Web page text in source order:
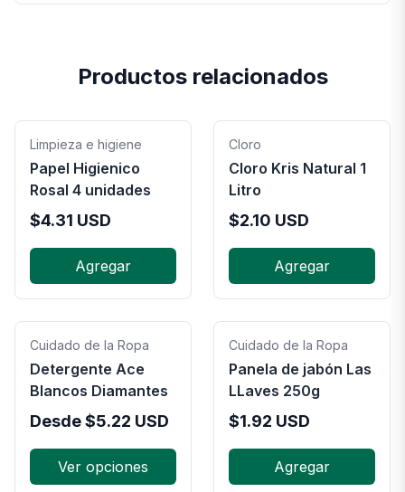
Productos relacionados
Limpieza e higiene
Papel Higienico
Rosal 4 unidades
$4.31 USD
Agregar
Cloro
Cloro Kris Natural 1
Litro
$2.10 USD
Agregar
Cuidado de la Ropa
Detergente Ace
Blancos Diamantes
Desde$5.22 USD
Ver opciones
Cuidado de la Ropa
Panela de jabón Las
LLaves 250g
$1.92 USD
Agregar